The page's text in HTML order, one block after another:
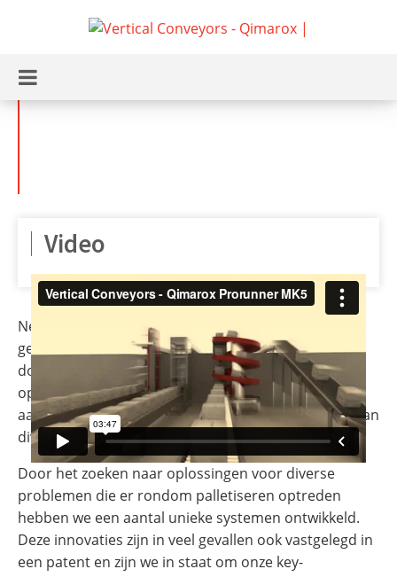
Video
Nedpack heeft meer dan 35 jaar ervaring op het
gebied van palletiseren van diverse producten zoals
dozen en tray’s. Een groot deel van deze ervaring is
opgedaan door het uitvoeren van onderhoud en
aanpassingen aan bestaande palletiseermachines van
diverse merken.
Door het zoeken naar oplossingen voor diverse
problemen die er rondom palletiseren optreden
hebben we een aantal unieke systemen ontwikkeld.
Deze innovaties zijn in veel gevallen ook vastgelegd in
een patent en zijn we in staat om onze key-